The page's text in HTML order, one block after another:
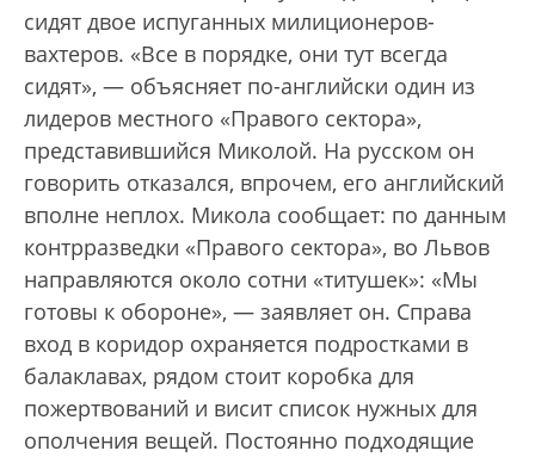
сидят двое испуганных милиционеров-
вахтеров. «Все в порядке, они тут всегда
сидят», — объясняет по-английски один из
лидеров местного «Правого сектора»,
представившийся Миколой. На русском он
говорить отказался, впрочем, его английский
вполне неплох. Микола сообщает: по данным
контрразведки «Правого сектора», во Львов
направляются около сотни «титушек»: «Мы
готовы к обороне», — заявляет он. Справа
вход в коридор охраняется подростками в
балаклавах, рядом стоит коробка для
пожертвований и висит список нужных для
ополчения вещей. Постоянно подходящие